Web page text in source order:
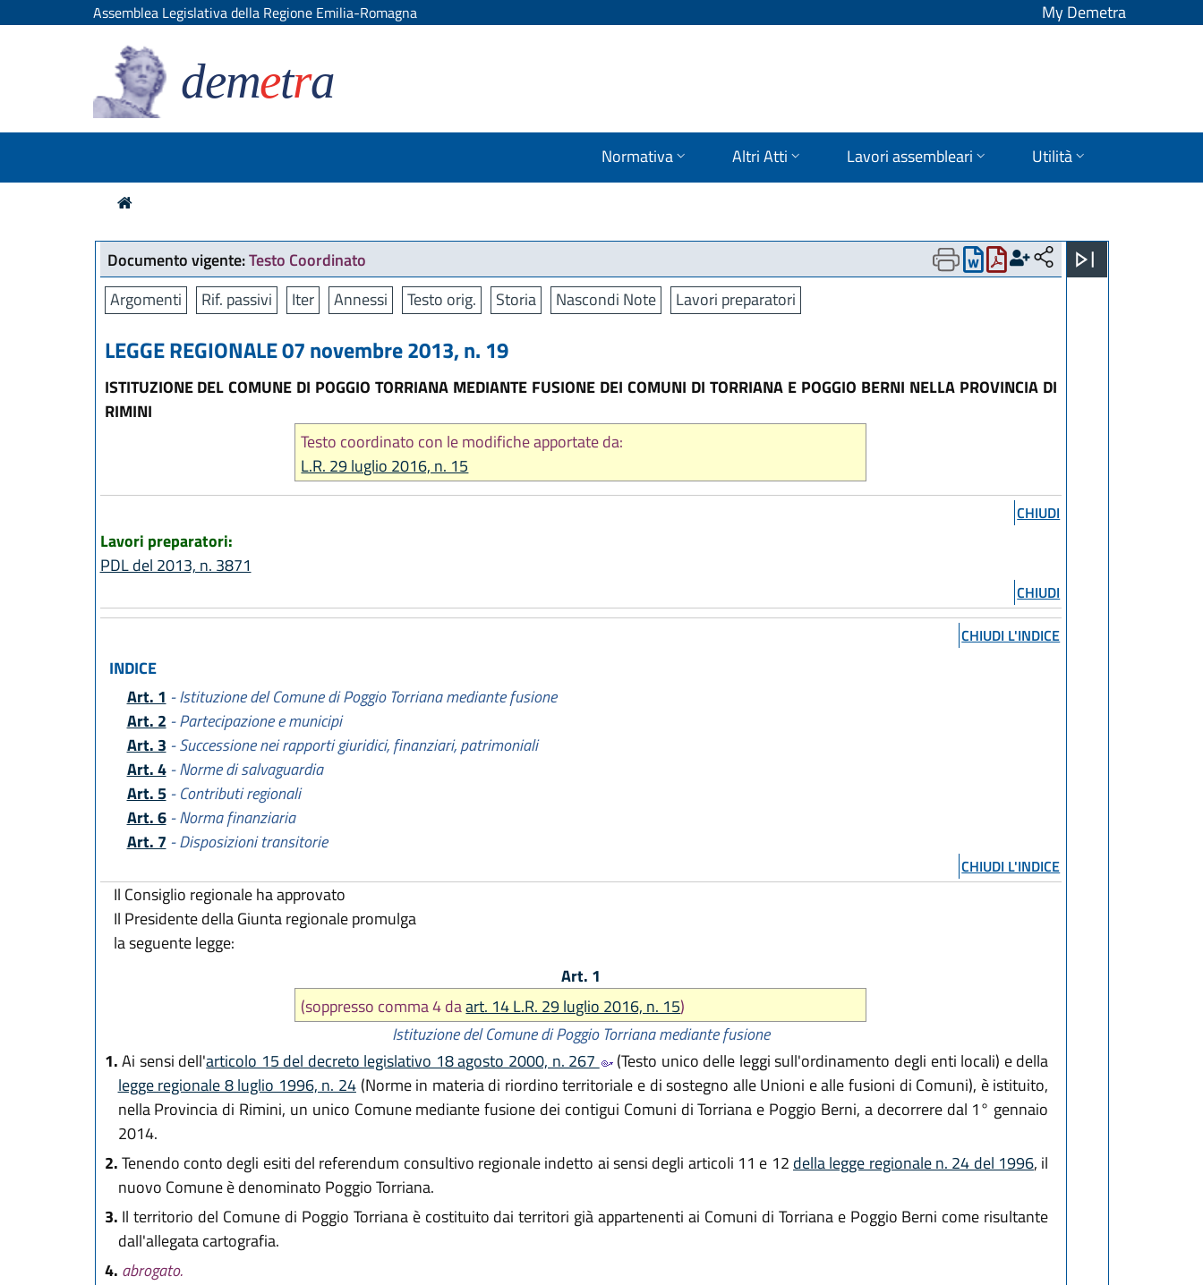
Assemblea Legislativa della Regione Emilia-Romagna My Demetra
demetra
Normativa Altri Atti Lavori assembleari Utilità
Documento vigente:Testo Coordinato
Argomenti
Rif. passivi Iter Annessi Testo orig. Storia Nascondi Note Lavori preparatori
LEGGE REGIONALE 07 novembre 2013, n. 19
ISTITUZIONE DEL COMUNE DI POGGIO TORRIANA MEDIANTE FUSIONE DEI COMUNI DI TORRIANA E POGGIO BERNI NELLA PROVINCIA DI
RIMINI
Testo coordinato con le modifiche apportate da:
L.R. 29 luglio 2016, n. 15
CHIUDI
Lavori preparatori:
PDL del 2013, n. 3871
CHIUDI
CHIUDI L'INDICE
INDICE
Art. 1 - Istituzione del Comune di Poggio Torriana mediante fusione
Art. 2 - Partecipazione e municipi
Art. 3 - Successione nei rapporti giuridici, finanziari, patrimoniali
Art. 4- Norme di salvaguardia
Art. 5- Contributi regionali
Art. 6- Norma finanziaria
Art. 7 - Disposizioni transitorie
CHIUDI L'INDICE
Il Consiglio regionale ha approvato
Il Presidente della Giunta regionale promulga
la seguente legge:
Art. 1
(soppresso comma 4 daart. 14 L.R. 29 luglio 2016, n. 15)
Istituzione del Comune di Poggio Torriana mediante fusione
1.Ai sensi dell'articolo 15 del decreto legislativo 18 agosto 2000, n. 267
(Testo unico delle leggi sull'ordinamento degli enti locali) e della
legge regionale 8 luglio 1996, n. 24(Norme in materia di riordino territoriale e di sostegno alle Unioni e alle fusioni di Comuni), è istituito,
nella Provincia di Rimini, un unico Comune mediante fusione dei contigui Comuni di Torriana e Poggio Berni, a decorrere dal 1° gennaio
2014.
2.Tenendo conto degli esiti del referendum consultivo regionale indetto ai sensi degli articoli 11 e 12 della legge regionale n. 24 del 1996, il
nuovo Comune è denominato Poggio Torriana.
3. Il territorio del Comune di Poggio Torriana è costituito dai territori già appartenenti ai Comuni di Torriana e Poggio Berni come risultante
dall'allegata cartografia.
4. abrogato.